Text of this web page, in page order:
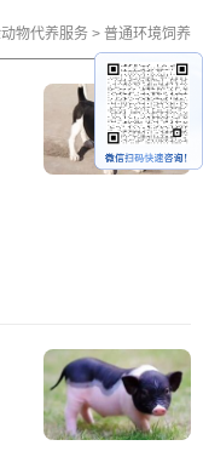
物代养服务 > 普通环境饲养